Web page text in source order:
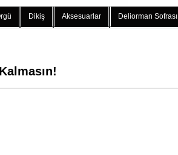
Dikiş Aksesuarlar Deliorman Sofrası